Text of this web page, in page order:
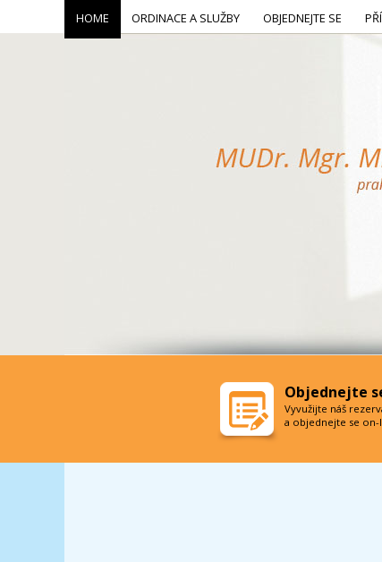
HOME ORDINACE A SLUŽBY OBJEDNEJTE SE
Objednejte
Vyvužijte náš
a objednejte se on-